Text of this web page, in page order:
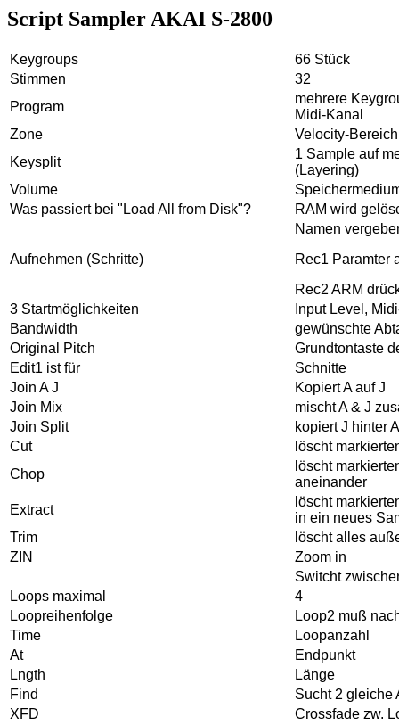
Script Sampler AKAI S-2800
Keygroups
66 Stück
Stimmen
32
Program
mehrere
Midi-Kanal
Zone
Velocity-
Keysplit
1 Sample auf
(Layering)
Volume
Was passiert bei "Load All from Disk"?
RAM wird
Aufnehmen (Schritte)
Namen
Rec1 Paramter
Rec2 ARM
3 Startmöglichkeiten
Input Level,
Bandwidth
gewünschte
Original Pitch
Grundtontaste
Edit1 ist für
Schnitte
Join A J
Kopiert A auf J
Join Mix
mischt A & J
Join Split
kopiert J hinter
Cut
löscht
Chop
löscht
aneinander
Extract
löscht
in ein neues
Trim
löscht alles
ZIN
Zoom in
Switcht
Loops maximal
4
Loopreihenfolge
Loop2 muß
Time
Loopanzahl
At
Endpunkt
Lngth
Länge
Find
Sucht 2 gleiche
XFD
Crossfade zw.